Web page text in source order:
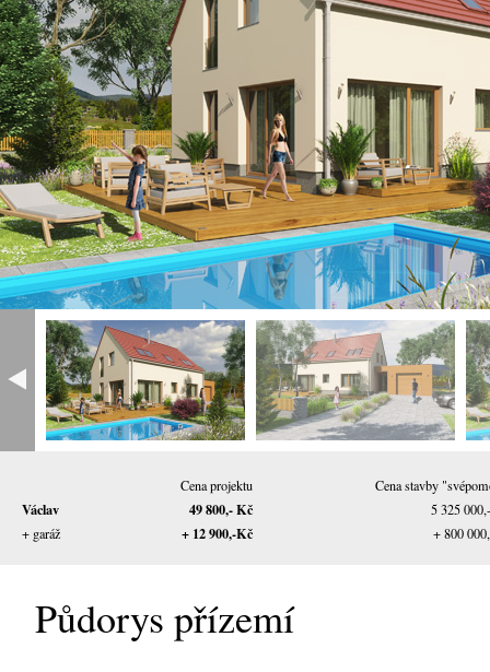
Cena projektu Cena stavby
Václav 49 800,- Kč
5 325
+ garáž
+ 12 900,-Kč + 800
Půdorys přízemí